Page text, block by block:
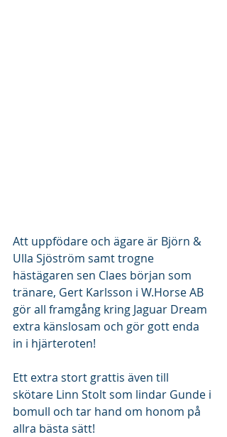
Att uppfödare och ägare är Björn &
Ulla Sjöström samt trogne
hästägaren sen Claes början som
tränare, Gert Karlsson i W.Horse AB
gör all framgång kring Jaguar Dream
extra känslosam och gör gott enda
in i hjärteroten!
Ett extra stort grattis även till
skötare Linn Stolt som lindar Gunde i
bomull och tar hand om honom på
allra bästa sätt!